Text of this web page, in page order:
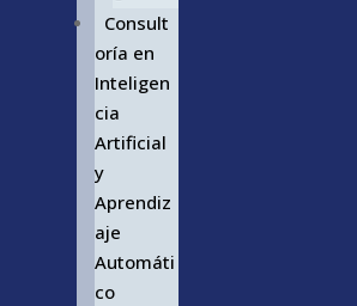
Consult
oría en
Inteligen
cia
Artificial
y
Aprendiz
aje
Automáti
co